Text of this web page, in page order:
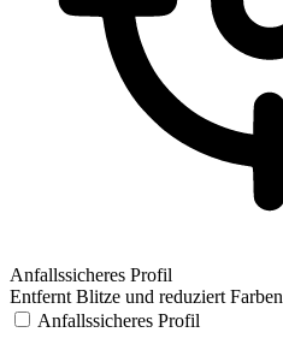
Anfallssicheres Profil
Entfernt Blitze und reduziert Farben
Anfallssicheres Profil